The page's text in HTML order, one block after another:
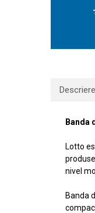
Descriere
Banda
Lotto
nivel
Banda